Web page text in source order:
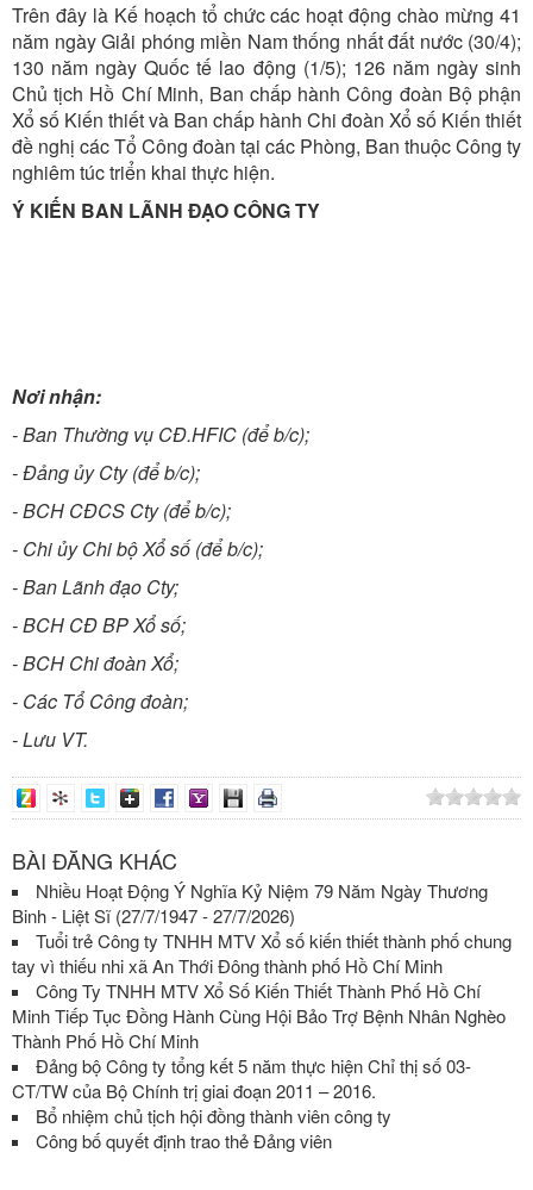
Trên đây là Kế hoạch tổ chức các hoạt động chào mừng 41
năm ngày Giải phóng miền Nam thống nhất đất nước (30/4);
130 năm ngày Quốc tế lao động (1/5); 126 năm ngày sinh
Chủ tịch Hồ Chí Minh, Ban chấp hành Công đoàn Bộ phận
Xổ số Kiến thiết và Ban chấp hành Chi đoàn Xổ số Kiến thiết
đề nghị các Tổ Công đoàn tại các Phòng, Ban thuộc Công ty
nghiêm túc triển khai thực hiện.
Ý KIẾN BAN LÃNH ĐẠO CÔNG TY
Nơi nhận:
- Ban Thường vụ CĐ.HFIC (để b/c);
- Đảng ủy Cty (để b/c);
- BCH CĐCS Cty (để b/c);
- Chi ủy Chi bộ Xổ số (để b/c);
- Ban Lãnh đạo Cty;
- BCH CĐ BP Xổ số;
- BCH Chi đoàn Xổ;
- Các Tổ Công đoàn;
- Lưu VT.
BÀI ĐĂNG KHÁC
Nhiều Hoạt Động Ý Nghĩa Kỷ Niệm 79 Năm Ngày Thương
Binh - Liệt Sĩ (27/7/1947 - 27/7/2026)
Tuổi trẻ Công ty TNHH MTV Xổ số kiến thiết thành phố chung
tay vì thiếu nhi xã An Thới Đông thành phố Hồ Chí Minh
Công Ty TNHH MTV Xổ Số Kiến Thiết Thành Phố Hồ Chí
Minh Tiếp Tục Đồng Hành Cùng Hội Bảo Trợ Bệnh Nhân Nghèo
Thành Phố Hồ Chí Minh
Đảng bộ Công ty tổng kết 5 năm thực hiện Chỉ thị số 03-
CT/TW của Bộ Chính trị giai đoạn 2011 – 2016.
Bổ nhiệm chủ tịch hội đồng thành viên công ty
Công bố quyết định trao thẻ Đảng viên